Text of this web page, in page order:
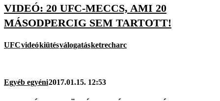
VIDEÓ: 20 UFC-MECCS, AMI 20
MÁSODPERCIG SEM TARTOTT!
UFCvideókiütésválogatásketrecharc
Egyéb egyéni2017.01.15. 12:53